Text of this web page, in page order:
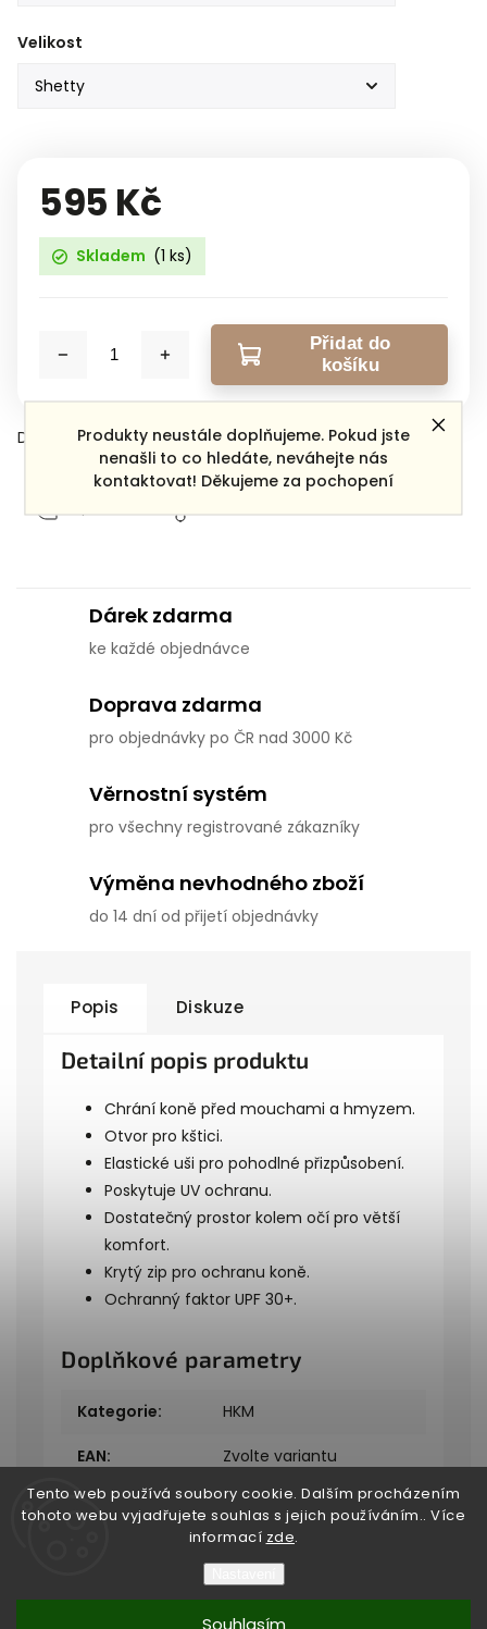
Tento web používá soubory cookie. Dalším procházením
tohoto webu vyjadřujete souhlas s jejich používáním.. Více
informací zde.
Souhlasím
Produkty neustále doplňujeme. Pokud jste
nenašli to co hledáte, neváhejte nás
kontaktovat! Děkujeme za pochopení
Velikost
595 Kč
Skladem (1 ks)
Přidat do
košíku
Detailní informace
Dárek zdarma
ke každé objednávce
Doprava zdarma
pro objednávky po ČR nad 3000 Kč
Věrnostní systém
pro všechny registrované zákazníky
Výměna nevhodného zboží
do 14 dní od přijetí objednávky
Popis Diskuze
Detailní popis produktu
Chrání koně před mouchami a hmyzem.
Otvor pro kštici.
Elastické uši pro pohodlné přizpůsobení.
Poskytuje UV ochranu.
Dostatečný prostor kolem očí pro větší
komfort.
Krytý zip pro ochranu koně.
Ochranný faktor UPF 30+.
Doplňkové parametry
Kategorie: HKM
EAN: Zvolte variantu
Copyright 2026Bukefalos. Všechna práva vyhrazena.